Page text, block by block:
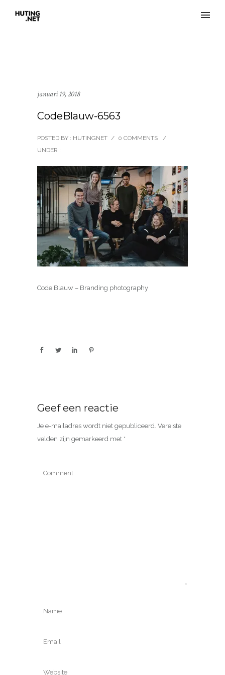
januari 19, 2018
CodeBlauw-6563
POSTED BY : HUTINGNET / 0 COMMENTS
/
UNDER :
Code Blauw – Branding photography
Geef een reactie
Je e-mailadres wordt niet gepubliceerd. Vereiste
velden zijn gemarkeerd met *